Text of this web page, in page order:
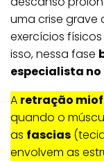
uma crise grave
exercícios
isso, nessa fase
especialista
A retração
quando o
as fascias
envolvem as